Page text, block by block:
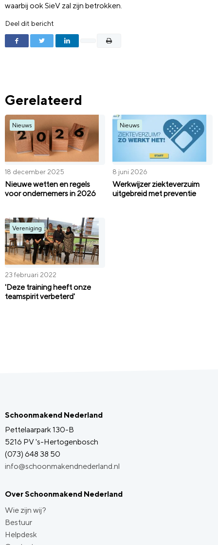
waarbij ook SieV zal zijn betrokken.
Deel dit bericht
Gerelateerd
Nieuws
18 december 2025
Nieuwe wetten en regels
voor ondernemers in 2026
Nieuws
8 juni 2026
Werkwijzer ziekteverzuim
uitgebreid met preventie
Vereniging
23 februari 2022
'Deze training heeft onze
teamspirit verbeterd'
Schoonmakend Nederland
Pettelaarpark 130-B
5216 PV 's-Hertogenbosch
(073) 648 38 50
info@schoonmakendnederland.nl
Over Schoonmakend Nederland
Wie zijn wij?
Bestuur
Helpdesk